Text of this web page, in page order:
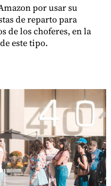
por usar su
de reparto para
de los choferes, en la
este tipo.